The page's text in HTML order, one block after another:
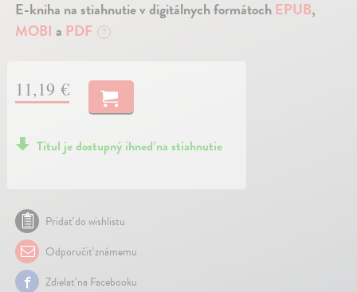
E-kniha na stiahnutie v digitálnych formátoch EPUB,
MOBI a PDF ?
11,19 €
Titul je dostupný ihneď na stiahnutie
Pridať do wishlistu
Odporučiť známemu
Zdielať na Facebooku